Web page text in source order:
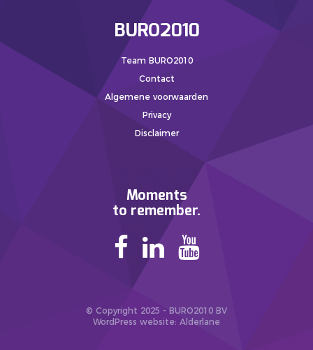
BURO2010
Team BURO2010
Contact
Algemene voorwaarden
Privacy
Disclaimer
Moments
to remember.
© Copyright 2025 - BURO2010 BV
WordPress website: Alderlane